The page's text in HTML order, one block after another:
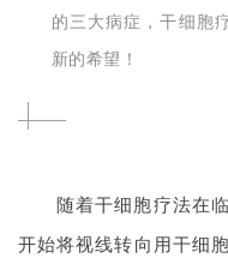
的三大病症，干细胞
新的希望！
随着干细胞疗法在
开始将视线转向用干细